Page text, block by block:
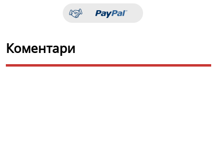
Коментари